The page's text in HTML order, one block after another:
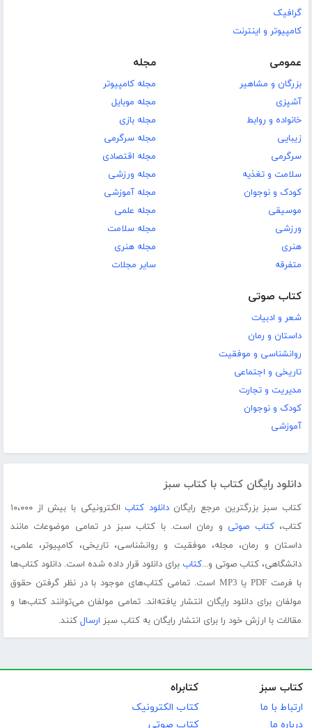
گرافیک
کامپیوتر و اینترنت
عمومی
بزرگان و مشاهیر
آشپزی
خانواده و روابط
زیبایی
سرگرمی
سلامت و تغذیه
کودک و نوجوان
موسیقی
ورزشی
هنری
متفرقه
مجله
مجله کامپیوتر
مجله موبایل
مجله بازی
مجله سرگرمی
مجله اقتصادی
مجله ورزشی
مجله آموزشی
مجله علمی
مجله سلامت
مجله هنری
سایر مجلات
کتاب صوتی
شعر و ادبیات
داستان و رمان
روانشناسی و موفقیت
تاریخی و اجتماعی
مدیریت و تجارت
کودک و نوجوان
آموزشی
دانلود رایگان کتاب با کتاب سبز
کتاب سبز بزرگترین مرجع رایگاندانلود کتاب
الکترونیکی با بیش از ۱۰،۰۰۰
کتاب،کتاب صوتی و رمان است. با کتاب سبز در تمامی موضوعات مانند
داستان و رمان، مجله، موفقیت و روانشناسی، تاریخی، کامپیوتر، علمی،
دانشگاهی، کتاب صوتی و...کتاب برای دانلود قرار داده شده است. دانلود کتاب‌ها
با فرمت PDF یا MP3 است. تمامی کتاب‌های موجود با در نظر گرفتن حقوق
مولفان برای دانلود رایگان انتشار یافته‌اند. تمامی مولفان می‌توانند کتاب‌ها و
مقالات با ارزش خود را برای انتشار رایگان به کتاب سبز ارسال کنند.
کتاب سبز
ارتباط با ما
درباره ما
کتابراه
کتاب الکترونیک
کتاب صوتی